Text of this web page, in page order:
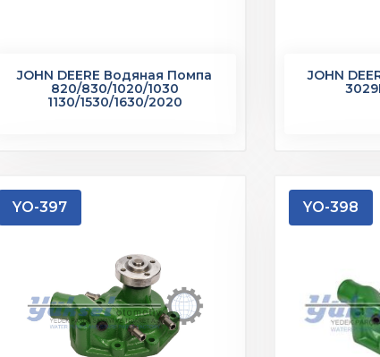
JOHN DEERE Водяная Помпа
820/830/1020/1030
1130/1530/1630/2020
JOHN
YO-397 YO-398